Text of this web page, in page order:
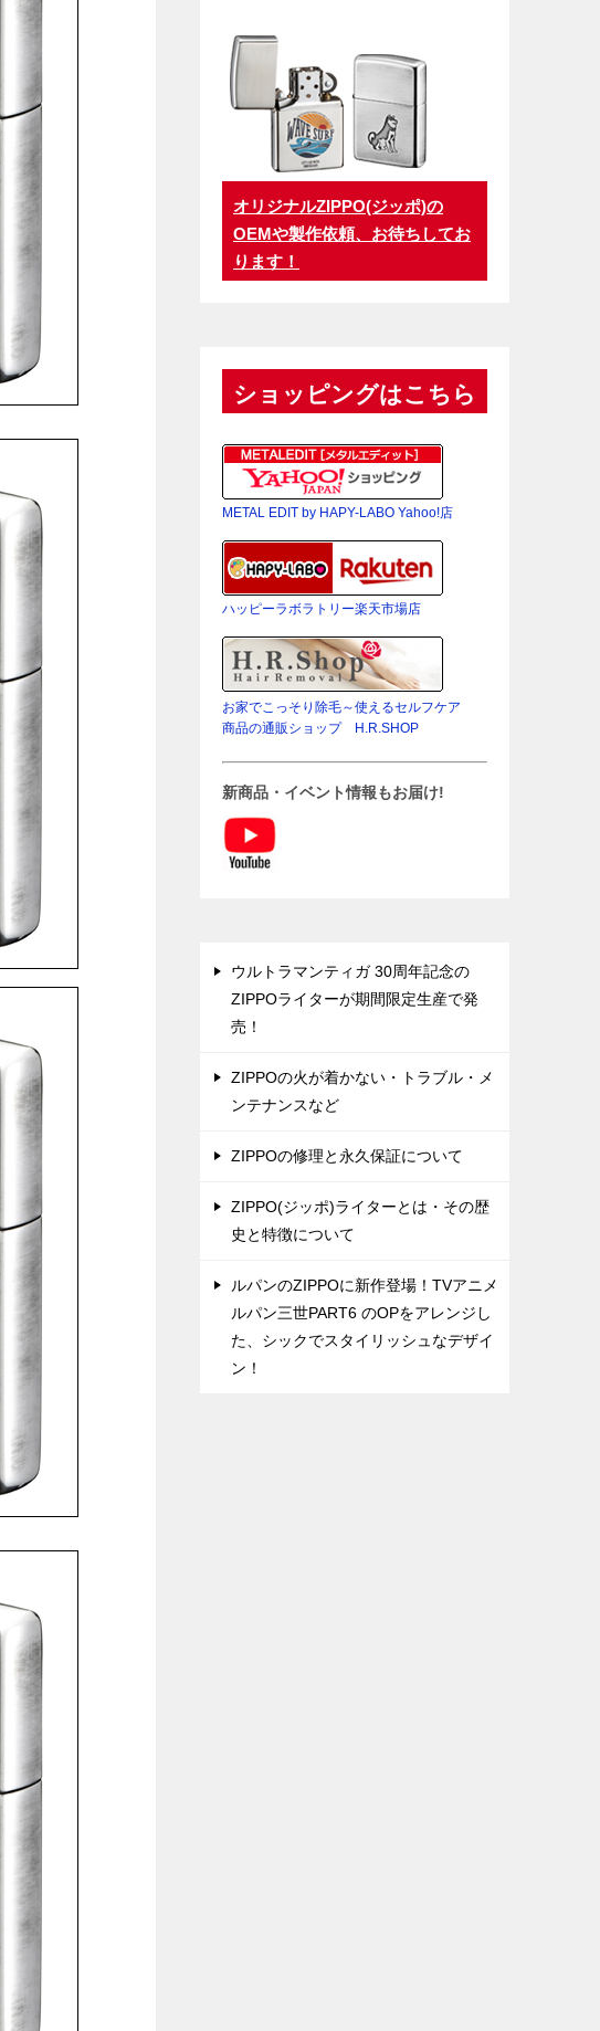
オリジナルZIPPO(ジッポ)の
OEMや製作依頼、お待ちしてお
ります！
ショッピングはこちら
METAL EDIT by HAPY-LABO Yahoo!店
ハッピーラボラトリー楽天市場店
お家でこっそり除毛～使えるセルフケア
商品の通販ショップ H.R.SHOP
新商品・イベント情報もお届け!
ウルトラマンティガ 30周年記念の
ZIPPOライターが期間限定生産で発
売！
ZIPPOの火が着かない・トラブル・メ
ンテナンスなど
ZIPPOの修理と永久保証について
ZIPPO(ジッポ)ライターとは・その歴
史と特徴について
ルパンのZIPPOに新作登場！TVアニメ
ルパン三世PART6 のOPをアレンジし
た、シックでスタイリッシュなデザイ
ン！